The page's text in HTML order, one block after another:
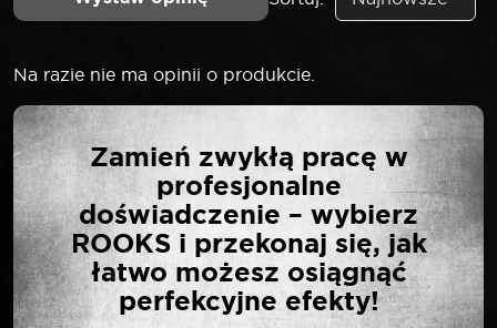
Na razie nie ma opinii o produkcie.
NAPISZ PIERWSZĄ
OPINIĘ O „ROOKS
TULEJKA GWINTOWANA
ROZPRĘŻNA DO ŚWIEC
ŻAROWYCH M9 X 1”
Zamień zwykłą pracę w
profesjonalne
doświadczenie – wybierz
ROOKS i przekonaj się, jak
łatwo możesz osiągnąć
perfekcyjne efekty!